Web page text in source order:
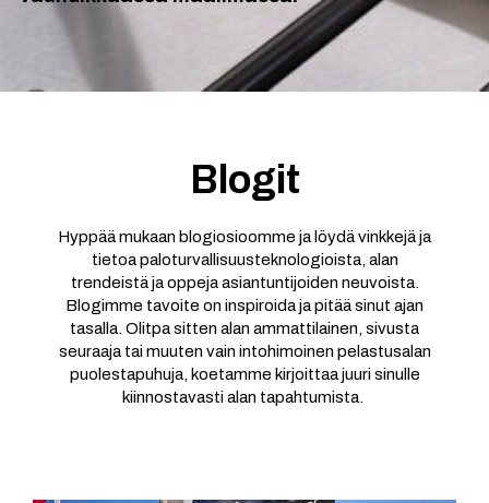
Blogit
Hyppää mukaan blogiosioomme ja löydä vinkkejä ja
tietoa paloturvallisuusteknologioista, alan
trendeistä ja oppeja asiantuntijoiden neuvoista.
Blogimme tavoite on inspiroida ja pitää sinut ajan
tasalla. Olitpa sitten alan ammattilainen, sivusta
seuraaja tai muuten vain intohimoinen pelastusalan
puolestapuhuja, koetamme kirjoittaa juuri sinulle
kiinnostavasti alan tapahtumista.